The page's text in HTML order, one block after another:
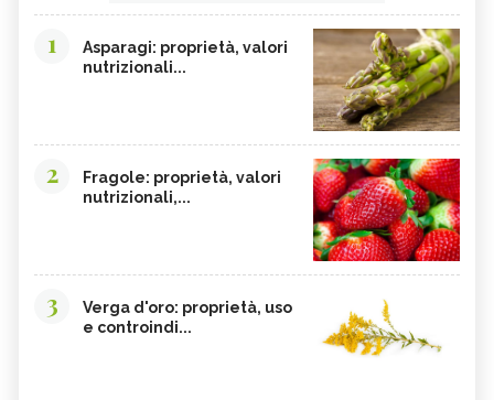
1
Asparagi: proprietà, valori
nutrizionali...
2
Fragole: proprietà, valori
nutrizionali,...
3
Verga d'oro: proprietà, uso
e controindi...